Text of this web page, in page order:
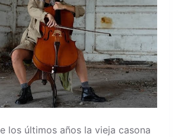
los últimos años la vieja casona